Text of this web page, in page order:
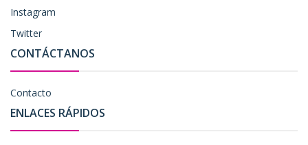
Instagram
Twitter
CONTÁCTANOS
Contacto
ENLACES RÁPIDOS